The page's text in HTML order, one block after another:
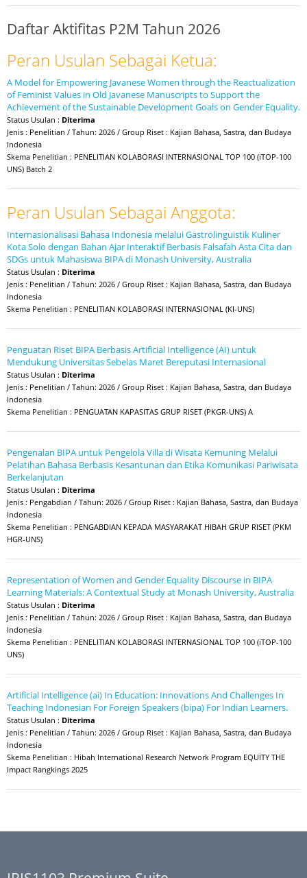
Daftar Aktifitas P2M Tahun 2026
Peran Usulan Sebagai Ketua:
A Model for Empowering Javanese Women through the Reactualization
of Feminist Values in Old Javanese Manuscripts to Support the
Achievement of the Sustainable Development Goals on Gender Equality.
Status Usulan : Diterima
Jenis : Penelitian / Tahun: 2026 / Group Riset : Kajian Bahasa, Sastra, dan Budaya
Indonesia
Skema Penelitian : PENELITIAN KOLABORASI INTERNASIONAL TOP 100 (iTOP-100
UNS) Batch 2
Peran Usulan Sebagai Anggota:
Internasionalisasi Bahasa Indonesia melalui Gastrolinguistik Kuliner
Kota Solo dengan Bahan Ajar Interaktif Berbasis Falsafah Asta Cita dan
SDGs untuk Mahasiswa BIPA di Monash University, Australia
Status Usulan : Diterima
Jenis : Penelitian / Tahun: 2026 / Group Riset : Kajian Bahasa, Sastra, dan Budaya
Indonesia
Skema Penelitian : PENELITIAN KOLABORASI INTERNASIONAL (KI-UNS)
Penguatan Riset BIPA Berbasis Artificial Intelligence (AI) untuk
Mendukung Universitas Sebelas Maret Bereputasi Internasional
Status Usulan : Diterima
Jenis : Penelitian / Tahun: 2026 / Group Riset : Kajian Bahasa, Sastra, dan Budaya
Indonesia
Skema Penelitian : PENGUATAN KAPASITAS GRUP RISET (PKGR-UNS) A
Pengenalan BIPA untuk Pengelola Villa di Wisata Kemuning Melalui
Pelatihan Bahasa Berbasis Kesantunan dan Etika Komunikasi Pariwisata
Berkelanjutan
Status Usulan : Diterima
Jenis : Pengabdian / Tahun: 2026 / Group Riset : Kajian Bahasa, Sastra, dan Budaya
Indonesia
Skema Penelitian : PENGABDIAN KEPADA MASYARAKAT HIBAH GRUP RISET (PKM
HGR-UNS)
Representation of Women and Gender Equality Discourse in BIPA
Learning Materials: A Contextual Study at Monash University, Australia
Status Usulan : Diterima
Jenis : Penelitian / Tahun: 2026 / Group Riset : Kajian Bahasa, Sastra, dan Budaya
Indonesia
Skema Penelitian : PENELITIAN KOLABORASI INTERNASIONAL TOP 100 (iTOP-100
UNS)
Artificial Intelligence (ai) In Education: Innovations And Challenges In
Teaching Indonesian For Foreign Speakers (bipa) For Indian Learners.
Status Usulan : Diterima
Jenis : Penelitian / Tahun: 2026 / Group Riset : Kajian Bahasa, Sastra, dan Budaya
Indonesia
Skema Penelitian : Hibah International Research Network Program EQUITY THE
Impact Rangkings 2025